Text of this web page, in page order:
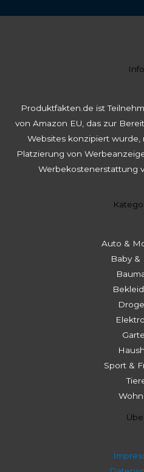
Info
Produktfakten.de ist
von Amazon EU, das zur
Websites konzipiert wurde,
Platzierung von
Werbekostenerstattung
Auto &
Baby &
Sport &